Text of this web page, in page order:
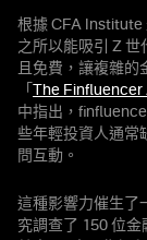
根據 CFA Institute
之所以能吸引 Z
且免費，讓複雜
「
The
中指出，
些年輕投資人通常
問互動。
這種影響力催生了
究調查了 150 位金